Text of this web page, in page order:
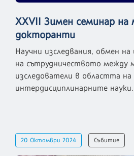
XXVII Зимен семинар на
докторанти
Научни изследвания, обмен на
на сътрудничеството между
изследователи в областта
интердисциплинарните науки.
20 Октомври 2024 Събитие